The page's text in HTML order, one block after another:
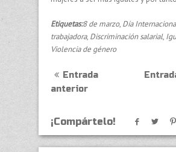
Etiquetas:8 de marzo, Día
trabajadora, Discriminación salarial,
Violencia de género
Entrada
anterior
¡Compártelo!